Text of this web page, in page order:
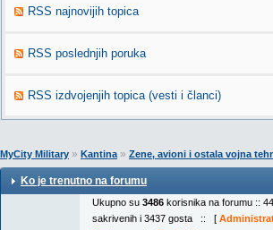
RSS najnovijih topica
RSS poslednjih poruka
RSS izdvojenjih topica (vesti i članci)
MyCity Military » Kantina» Zene, avioni i ostala vojna
Ko je trenutno na forumu
Ukupno su 3486 korisnika na forumu ::
sakrivenih i 3437 gosta :: [